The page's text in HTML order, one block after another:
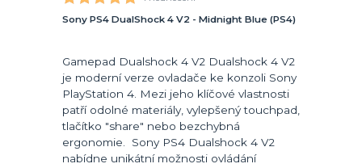
Sony PS4 DualShock 4 V2 - Midnight Blue (PS4)
Gamepad Dualshock 4 V2 Dualshock 4 V2
je moderní verze ovladače ke konzoli Sony
PlayStation 4. Mezi jeho klíčové vlastnosti
patří odolné materiály, vylepšený touchpad,
tlačítko "share" nebo bezchybná
ergonomie. Sony PS4 Dualshock 4 V2
nabídne unikátní možnosti ovládání